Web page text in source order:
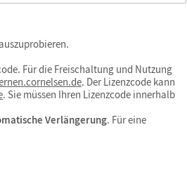
Für die Freischaltung und Nutzung
. Der Lizenzcode kann
. Sie müssen Ihren Lizenzcode innerhalb
Verlängerung. Für eine